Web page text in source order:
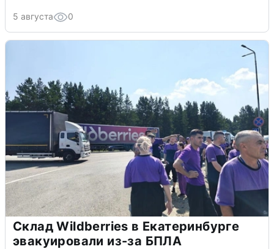
5 августа 0
Склад Wildberries в Екатеринбурге
эвакуировали из-за БПЛА